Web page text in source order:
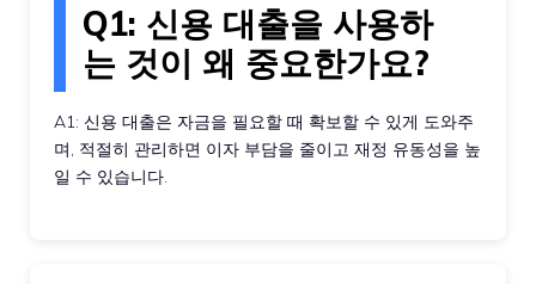
Q1: 신용 대출을 사용하
는 것이 왜 중요한가요?
A1: 신용 대출은 자금을 필요할 때 확보할 수 있게 도와주
며, 적절히 관리하면 이자 부담을 줄이고 재정 유동성을 높
일 수 있습니다.